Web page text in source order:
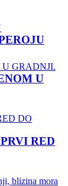
U
RED